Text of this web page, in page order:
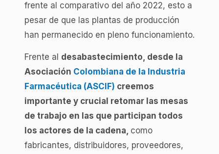
frente al comparativo del año 2022, esto a
pesar de que las plantas de producción
han permanecido en pleno funcionamiento.
Frente al desabastecimiento, desde la
Asociación Colombiana de la Industria
Farmacéutica (ASCIF) creemos
importante y crucial retomar las mesas
de trabajo en las que participan todos
los actores de la cadena, como
fabricantes, distribuidores, proveedores,